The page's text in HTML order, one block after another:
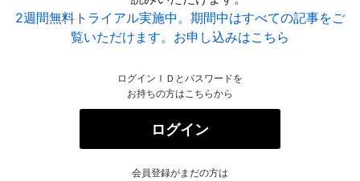
2週間無料トライアル実施中。期間中はすべての記事をご
覧いただけます。お申し込みはこちら
ログインＩＤとパスワードを
お持ちの方はこちらから
ログイン
会員登録がまだの方は